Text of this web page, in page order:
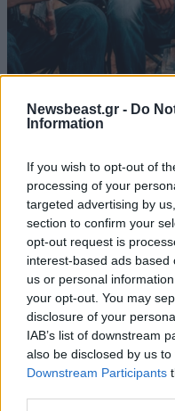
Newsbeast.gr - Do
Information
If you wish to opt-out of
processing of your
targeted advertising by
section to confirm your
opt-out request is
interest-based ads
us or personal
your opt-out. You may
disclosure of your
IAB’s list of downstream
also be disclosed by us
Downstream Participants
ΔΙΑΤΡΟΦΗ08·08·2026 08:30
Ογκολόγοι
περνούν
βγάλετε από την